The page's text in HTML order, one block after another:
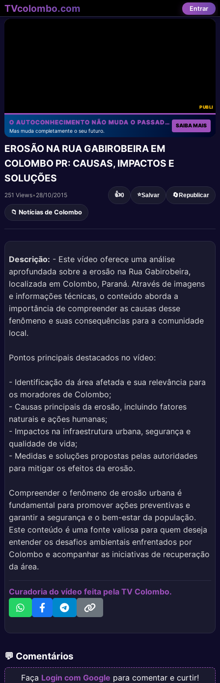
TVcolombo.com Entrar
PUBLI
O AUTOCONHECIMENTO NÃO MUDA O PASSADO!
Mas muda completamente o seu futuro.
SAIBA MAIS
EROSÃO NA RUA GABIROBEIRA EM
COLOMBO PR: CAUSAS, IMPACTOS E
SOLUÇÕES
251 Views• 28/10/2015 👍0 ⭐Salvar 🔄 Republicar
📁 Notícias de Colombo
Descrição: - Este vídeo oferece uma análise
aprofundada sobre a erosão na Rua Gabirobeira,
localizada em Colombo, Paraná. Através de imagens
e informações técnicas, o conteúdo aborda a
importância de compreender as causas desse
fenômeno e suas consequências para a comunidade
local.
Pontos principais destacados no vídeo:
- Identificação da área afetada e sua relevância para
os moradores de Colombo;
- Causas principais da erosão, incluindo fatores
naturais e ações humanas;
- Impactos na infraestrutura urbana, segurança e
qualidade de vida;
- Medidas e soluções propostas pelas autoridades
para mitigar os efeitos da erosão.
Compreender o fenômeno de erosão urbana é
fundamental para promover ações preventivas e
garantir a segurança e o bem-estar da população.
Este conteúdo é uma fonte valiosa para quem deseja
entender os desafios ambientais enfrentados por
Colombo e acompanhar as iniciativas de recuperação
da área.
Curadoria do vídeo feita pela TV Colombo.
💬 Comentários
Faça Login com Google para comentar e curtir!